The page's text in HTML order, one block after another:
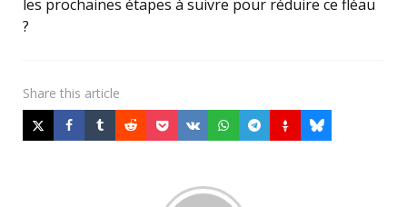
les prochaines étapes à suivre pour réduire ce fléau
?
Share this article